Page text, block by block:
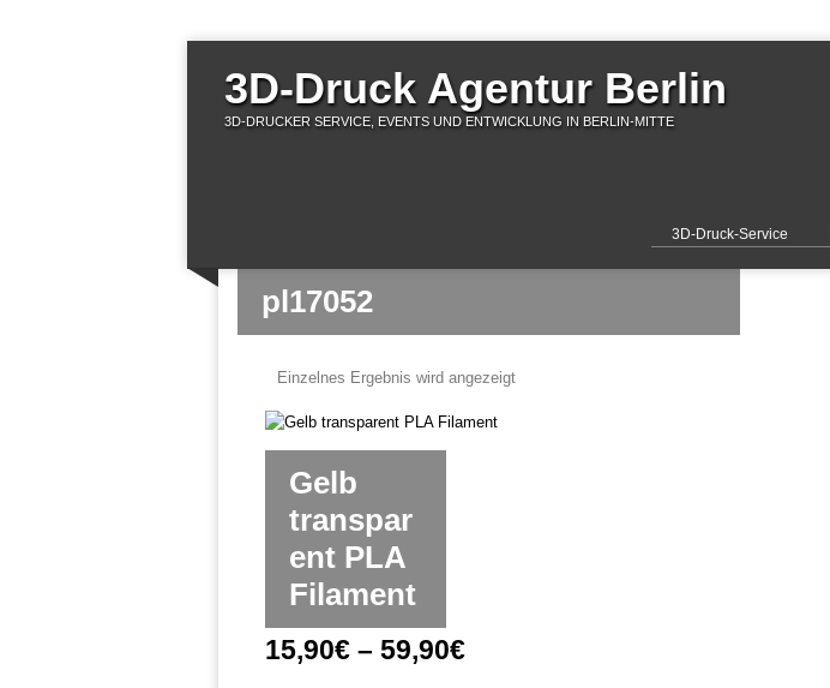
3D-Druck Agentur Berlin
3D-DRUCKER SERVICE, EVENTS UND ENTWICKLUNG IN BERLIN-MITTE
3D-Druck-Service
pl17052
Einzelnes Ergebnis wird angezeigt
Gelb
transpar
ent PLA
Filament
15,90€ – 59,90€